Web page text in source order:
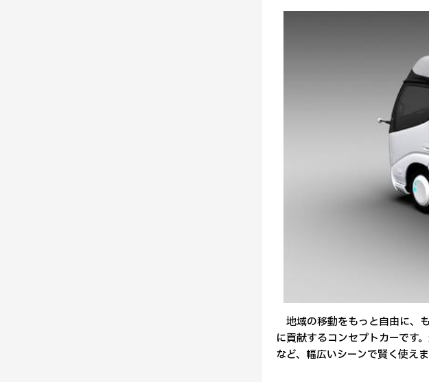
地域の移動をもっと自由に、
に貢献するコンセプトカーです
など、幅広いシーンで賢く使え